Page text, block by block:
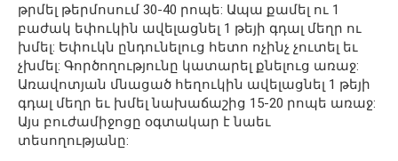
թրմել թերմոսում 30-40 րոպե: Ապա քամել ու 1
բաժակ եփուկին ավելացնել 1 թեյի գդալ մեղր ու
խմել: Եփուկն ընդունելուց հետո ոչինչ չուտել եւ
չխմել: Գործողությունը կատարել քնելուց առաջ:
Առավոտյան մնացած հեղուկին ավելացնել 1 թեյի
գդալ մեղր եւ խմել նախաճաշից 15-20 րոպե առաջ:
Այս բուժամիջոցը օգտակար է նաեւ
տեսողությանը: